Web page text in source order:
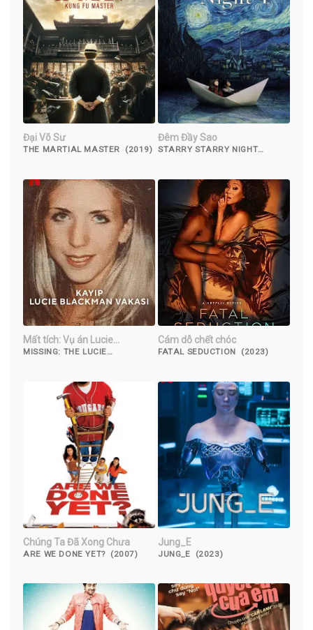
Đại Võ Sư
THE MARTIAL MASTER (2019)
Đêm Đầy Sao
STARRY STARRY NIGHT
Mất tích: Vụ án Lucie
Blackman
MISSING: THE LUCIE
Cám dỗ chết chóc
FATAL SEDUCTION (2023)
Chúng Ta Đã Xong Chưa
ARE WE DONE YET? (2007)
Jung_E
JUNG_E (2023)